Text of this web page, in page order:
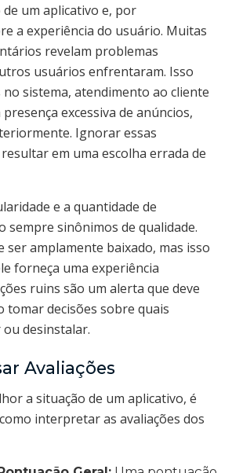
um aplicativo e, por
a experiência do usuário. Muitas
revelam problemas
usuários enfrentaram. Isso
sistema, atendimento ao cliente
excessiva de anúncios,
Ignorar essas
em uma escolha errada de
e a quantidade de
sempre sinônimos de qualidade.
ser amplamente baixado, mas isso
forneça uma experiência
ruins são um alerta que deve
tomar decisões sobre quais
desinstalar.
Avaliações
a situação de um aplicativo, é
interpretar as avaliações dos